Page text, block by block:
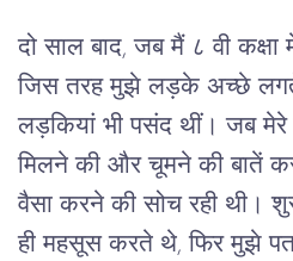
दो साल बाद, जब मैं ८ वी
जिस तरह मुझे लड़के अच्छे
लड़कियां भी पसंद थीं। जब
मिलने की और चूमने की बातें
वैसा करने की सोच रही थी।
ही महसूस करते थे, फिर मुझे